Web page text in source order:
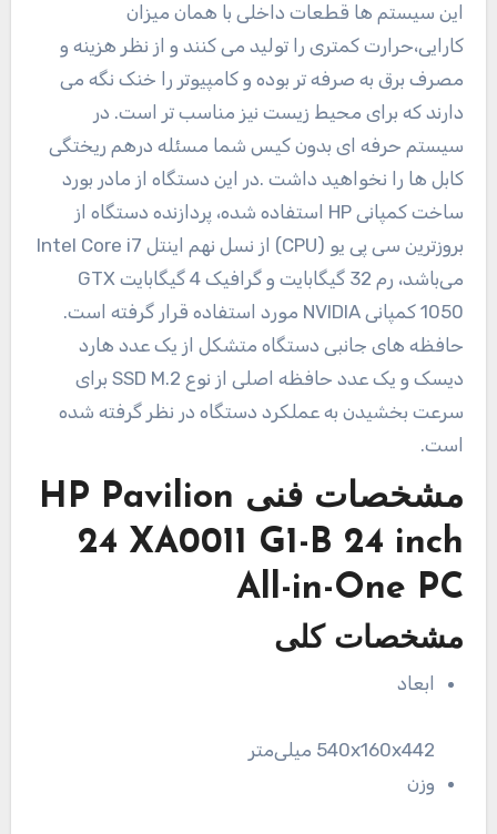
این سیستم ها قطعات داخلی با همان میزان
کارایی،حرارت کمتری را تولید می کنند و از نظر هزینه و
مصرف برق به صرفه تر بوده و کامپیوتر را خنک نگه می
دارند که برای محیط زیست نیز مناسب تر است. در
سیستم حرفه ای بدون کیس شما مسئله درهم ریختگی
کابل ها را نخواهید داشت .در این دستگاه از مادر بورد
ساخت کمپانی HP استفاده شده، پردازنده دستگاه از
بروزترین سی پی یو (CPU) از نسل نهم اینتل Intel Core i7
می‌باشد، رم 32 گیگابایت و گرافیک 4 گیگابایت GTX
1050 کمپانی NVIDIA مورد استفاده قرار گرفته است.
حافظه های جانبی دستگاه متشکل از یک عدد هارد
دیسک و یک عدد حافظه اصلی از نوع SSD M.2 برای
سرعت بخشیدن به عملکرد دستگاه در نظر گرفته شده
است.
مشخصات فنی HP Pavilion
24 XA0011 G1-B 24 inch
All-in-One PC
مشخصات کلی
ابعاد
540x160x442 میلی‌متر
وزن